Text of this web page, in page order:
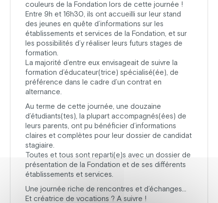
couleurs de la Fondation lors de cette journée !
Entre 9h et 16h30, ils ont accueilli sur leur stand
des jeunes en quête d’informations sur les
établissements et services de la Fondation, et sur
les possibilités d’y réaliser leurs futurs stages de
formation.
La majorité d’entre eux envisageait de suivre la
formation d’éducateur(trice) spécialisé(ée), de
préférence dans le cadre d’un contrat en
alternance.
Au terme de cette journée, une douzaine
d’étudiants(tes), la plupart accompagnés(ées) de
leurs parents, ont pu bénéficier d’informations
claires et complètes pour leur dossier de candidat
stagiaire.
Toutes et tous sont reparti(e)s avec un dossier de
présentation de la Fondation et de ses différents
établissements et services.
Une journée riche de rencontres et d’échanges…
Et créatrice de vocations ? A suivre !